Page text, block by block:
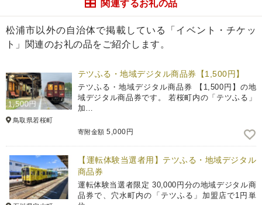
関連するお礼の品
松浦市以外の自治体で掲載している「イベント・チケッ
ト」関連のお礼の品をご紹介します。
鳥取県若桜町
テツふる・地域デジタル商品券【1,500円】
テツふる・地域デジタル商品券 【1,500円】の地
域デジタル商品券です。 若桜町内の「テツふる」
加…
寄附金額 5,000円
【運転体験当選者用】テツふる・地域デジタル
商品券
運転体験当選者限定 30,000円分の地域デジタル商
品券で、穴水町内の「テツふる」加盟店で1円単